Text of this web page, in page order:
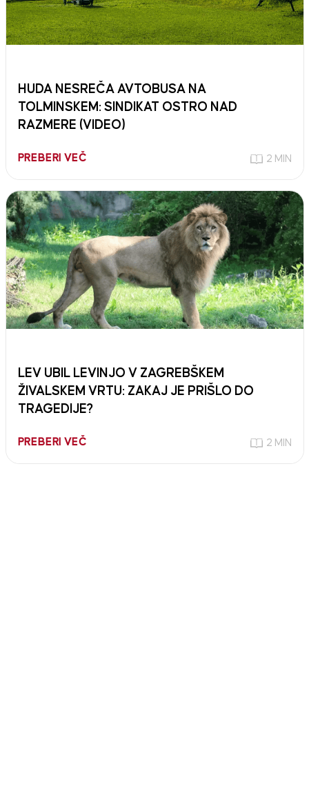
HUDA NESREČA AVTOBUSA NA
TOLMINSKEM: SINDIKAT OSTRO NAD
RAZMERE (VIDEO)
PREBERI VEČ 2 MIN
LEV UBIL LEVINJO V ZAGREBŠKEM
ŽIVALSKEM VRTU: ZAKAJ JE PRIŠLO DO
TRAGEDIJE?
PREBERI VEČ 2 MIN